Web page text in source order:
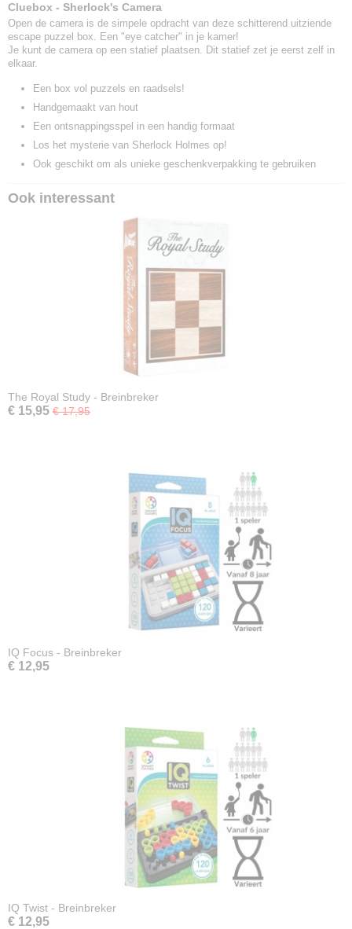
Cluebox - Sherlock's Camera
Open de camera is de simpele opdracht van deze schitterend uitziende
escape puzzel box. Een "eye catcher" in je kamer!
Je kunt de camera op een statief plaatsen. Dit statief zet je eerst zelf in
elkaar.
Een box vol puzzels en raadsels!
Handgemaakt van hout
Een ontsnappingsspel in een handig formaat
Los het mysterie van Sherlock Holmes op!
Ook geschikt om als unieke geschenkverpakking te gebruiken
Ook interessant
The Royal Study - Breinbreker
€ 15,95 € 17,95
IQ Focus - Breinbreker
€ 12,95
IQ Twist - Breinbreker
€ 12,95